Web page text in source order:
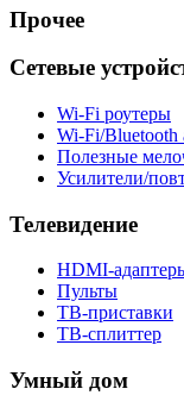
Прочее
Сетевые
Wi-Fi роутеры
Wi-Fi/Bluetooth
Полезные
Усилители/
Телевидение
HDMI-
Пульты
ТВ-приставки
ТВ-сплиттер
Умный дом